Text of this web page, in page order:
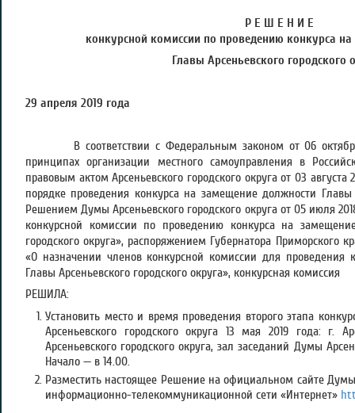
Р Е Ш Е Н И Е
конкурсной комиссии по проведению конкурса на
Главы Арсеньевского городского
29 апреля 2019 года №
В соответствии с Федеральным законом от 06
принципах организации местного самоуправления в
правовым актом Арсеньевского городского округа от 03
порядке проведения конкурса на замещение должности Главы
Решением Думы Арсеньевского городского округа от 05 июля
конкурсной комиссии по проведению конкурса на
городского округа», распоряжением Губернатора Приморского
«О назначении членов конкурсной комиссии для проведения
Главы Арсеньевского городского округа», конкурсная комиссия
РЕШИЛА:
Установить место и время проведения второго этапа
Арсеньевского городского округа 13 мая 2019 года: г.
Арсеньевского городского округа, зал заседаний Думы
Начало — в 14.00.
Разместить настоящее Решение на официальном сайте Думы
информационно-телекоммуникационной сети «Интернет»